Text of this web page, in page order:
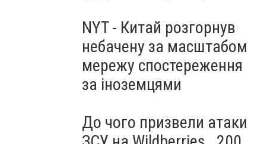
NYT - Китай розгорнув
небачену за масштабом
мережу спостереження
за іноземцями
До чого призвели атаки